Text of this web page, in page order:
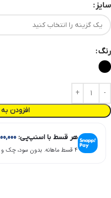
سایز
رنگ
افزودن
هر قسط با اسنپ‌پی:
۴ قسط ماهانه. بدون سود، چک و ضامن.